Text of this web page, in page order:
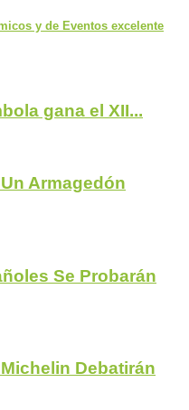
y de Eventos excelente
gana el XII...
Armagedón
Se Probarán
Debatirán